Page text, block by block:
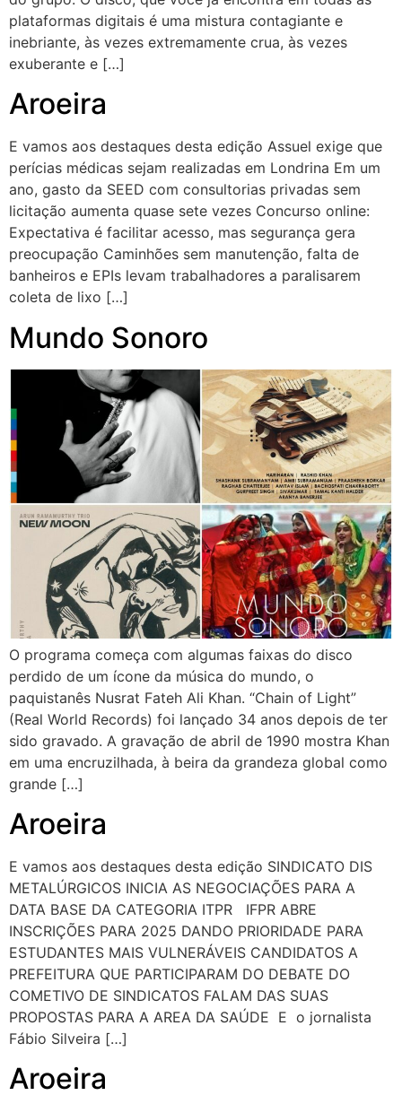
plataformas digitais é uma mistura contagiante e
inebriante, às vezes extremamente crua, às vezes
exuberante e […]
Aroeira
E vamos aos destaques desta edição Assuel exige que
perícias médicas sejam realizadas em Londrina Em um
ano, gasto da SEED com consultorias privadas sem
licitação aumenta quase sete vezes Concurso online:
Expectativa é facilitar acesso, mas segurança gera
preocupação Caminhões sem manutenção, falta de
banheiros e EPIs levam trabalhadores a paralisarem
coleta de lixo […]
Mundo Sonoro
O programa começa com algumas faixas do disco
perdido de um ícone da música do mundo, o
paquistanês Nusrat Fateh Ali Khan. “Chain of Light”
(Real World Records) foi lançado 34 anos depois de ter
sido gravado. A gravação de abril de 1990 mostra Khan
em uma encruzilhada, à beira da grandeza global como
grande […]
Aroeira
E vamos aos destaques desta edição SINDICATO DIS
METALÚRGICOS INICIA AS NEGOCIAÇÕES PARA A
DATA BASE DA CATEGORIA ITPR IFPR ABRE
INSCRIÇÕES PARA 2025 DANDO PRIORIDADE PARA
ESTUDANTES MAIS VULNERÁVEIS CANDIDATOS A
PREFEITURA QUE PARTICIPARAM DO DEBATE DO
COMETIVO DE SINDICATOS FALAM DAS SUAS
PROPOSTAS PARA A AREA DA SAÚDE E o jornalista
Fábio Silveira […]
Aroeira